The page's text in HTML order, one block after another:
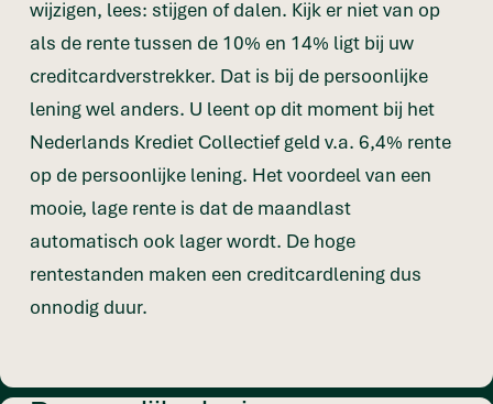
wijzigen, lees: stijgen of dalen. Kijk er niet van op
als de rente tussen de 10% en 14% ligt bij uw
creditcardverstrekker. Dat is bij de persoonlijke
lening wel anders. U leent op dit moment bij het
Nederlands Krediet Collectief geld v.a. 6,4% rente
op de persoonlijke lening. Het voordeel van een
mooie, lage rente is dat de maandlast
automatisch ook lager wordt. De hoge
rentestanden maken een creditcardlening dus
onnodig duur.